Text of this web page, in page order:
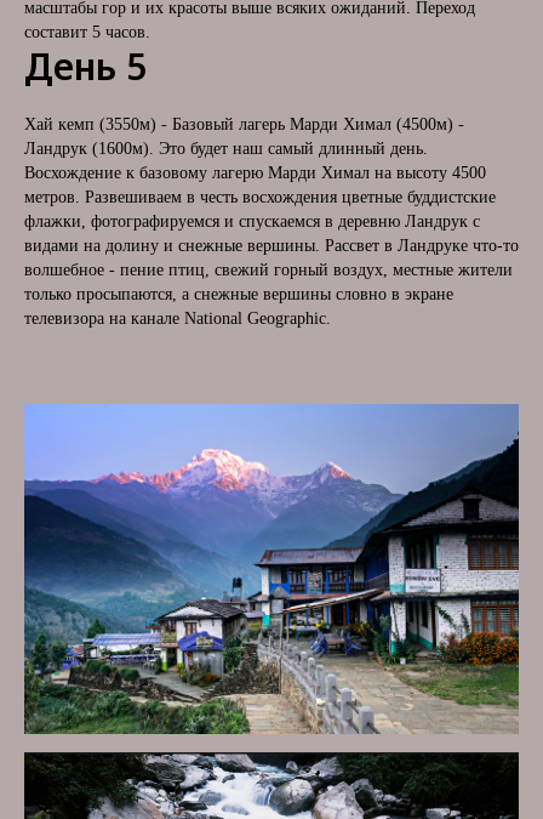
масштабы гор и их красоты выше всяких ожиданий. Переход
составит 5 часов.
День 5
Хай кемп (3550м) - Базовый лагерь Марди Химал (4500м) -
Ландрук (1600м). Это будет наш самый длинный день.
Восхождение к базовому лагерю Марди Химал на высоту 4500
метров. Развешиваем в честь восхождения цветные буддистские
флажки, фотографируемся и спускаемся в деревню Ландрук с
видами на долину и снежные вершины. Рассвет в Ландруке что-то
волшебное - пение птиц, свежий горный воздух, местные жители
только просыпаются, а снежные вершины словно в экране
телевизора на канале National Geographic.